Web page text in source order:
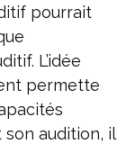
pourrait
L’idée
permette
audition, il